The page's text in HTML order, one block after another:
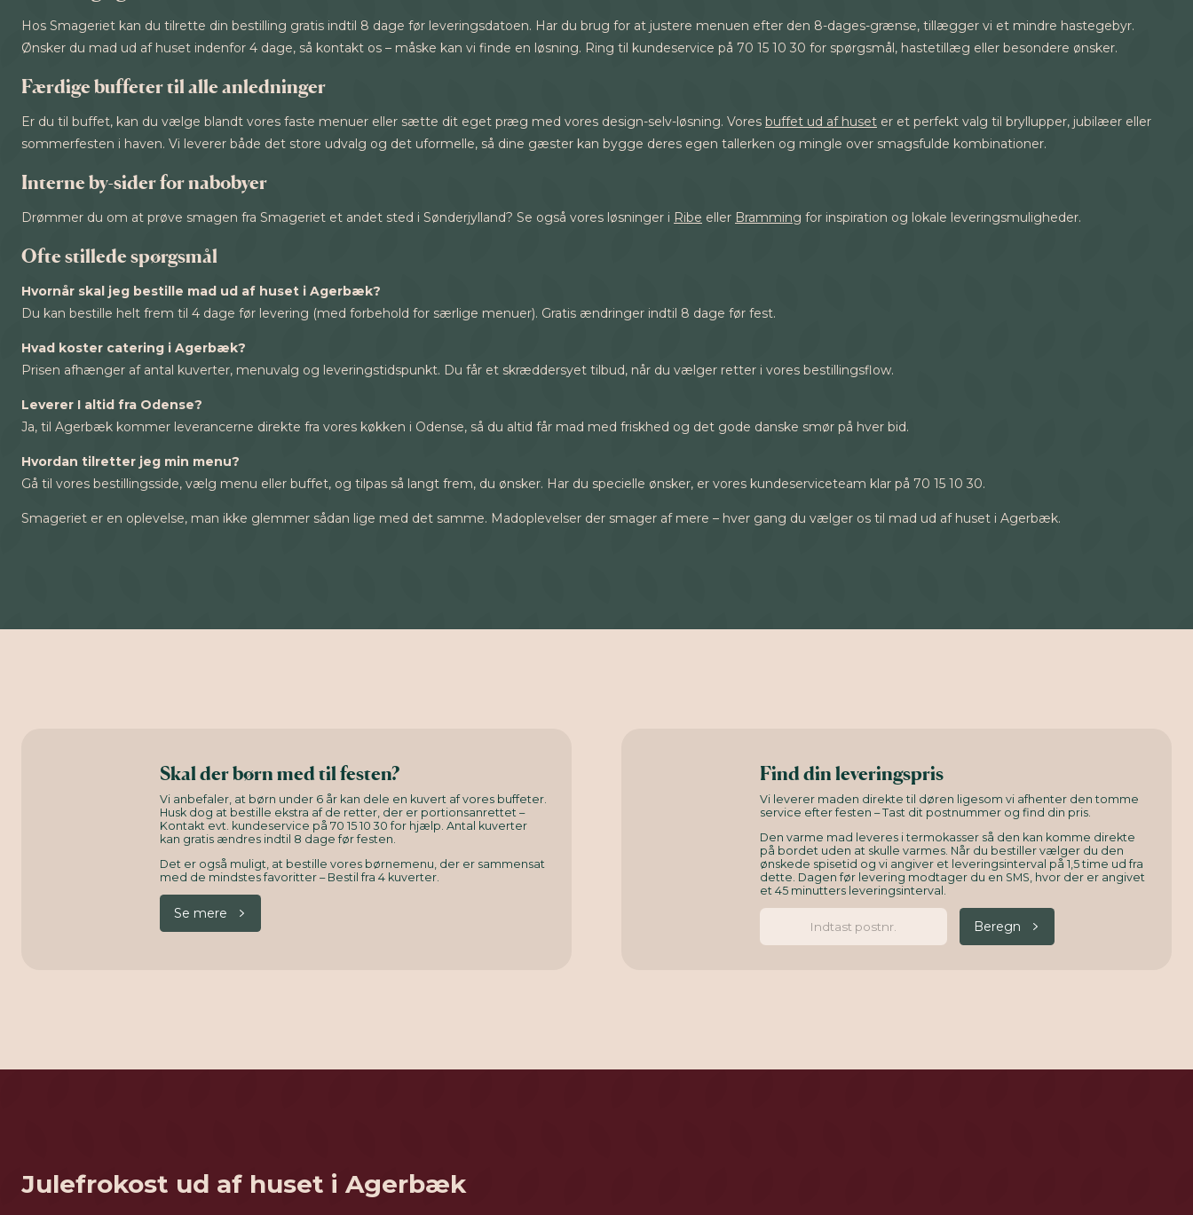
Hos Smageriet kan du tilrette din bestilling gratis indtil 8 dage før leveringsdatoen. Har du brug for at justere menuen efter den 8-dages-grænse, tillægger vi et mindre hastegebyr.
Ønsker du mad ud af huset indenfor 4 dage, så kontakt os – måske kan vi finde en løsning. Ring til kundeservice på 70 15 10 30 for spørgsmål, hastetillæg eller besondere ønsker.
Færdige buffeter til alle anledninger
Er du til buffet, kan du vælge blandt vores faste menuer eller sætte dit eget præg med vores design-selv-løsning. Vores buffet ud af huset er et perfekt valg til bryllupper, jubilæer eller
sommerfesten i haven. Vi leverer både det store udvalg og det uformelle, så dine gæster kan bygge deres egen tallerken og mingle over smagsfulde kombinationer.
Interne by-sider for nabobyer
Drømmer du om at prøve smagen fra Smageriet et andet sted i Sønderjylland? Se også vores løsninger i Ribe eller Bramming for inspiration og lokale leveringsmuligheder.
Ofte stillede spørgsmål
Hvornår skal jeg bestille mad ud af huset i Agerbæk?
Du kan bestille helt frem til 4 dage før levering (med forbehold for særlige menuer). Gratis ændringer indtil 8 dage før fest.
Hvad koster catering i Agerbæk?
Prisen afhænger af antal kuverter, menuvalg og leveringstidspunkt. Du får et skræddersyet tilbud, når du vælger retter i vores bestillingsflow.
Leverer I altid fra Odense?
Ja, til Agerbæk kommer leverancerne direkte fra vores køkken i Odense, så du altid får mad med friskhed og det gode danske smør på hver bid.
Hvordan tilretter jeg min menu?
Gå til vores bestillingsside, vælg menu eller buffet, og tilpas så langt frem, du ønsker. Har du specielle ønsker, er vores kundeserviceteam klar på 70 15 10 30.
Smageriet er en oplevelse, man ikke glemmer sådan lige med det samme. Madoplevelser der smager af mere – hver gang du vælger os til mad ud af huset i Agerbæk.
Skal der børn med til festen?
Vi anbefaler, at børn under 6 år kan dele en kuvert af vores buffeter.
Husk dog at bestille ekstra af de retter, der er portionsanrettet –
Kontakt evt. kundeservice på 70 15 10 30 for hjælp. Antal kuverter
kan gratis ændres indtil 8 dage før festen.
Det er også muligt, at bestille vores børnemenu, der er sammensat
med de mindstes favoritter – Bestil fra 4 kuverter.
Se mere
Find din leveringspris
Vi leverer maden direkte til døren ligesom vi afhenter den tomme
service efter festen – Tast dit postnummer og find din pris.
Den varme mad leveres i termokasser så den kan komme direkte
på bordet uden at skulle varmes. Når du bestiller vælger du den
ønskede spisetid og vi angiver et leveringsinterval på 1,5 time ud fra
dette. Dagen før levering modtager du en SMS, hvor der er angivet
et 45 minutters leveringsinterval.
Beregn
Julefrokost ud af huset i Agerbæk